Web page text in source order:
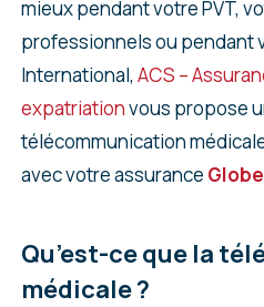
mieux pendant votre PVT,
professionnels ou pendant
International, ACS –
expatriationvous propose
télécommunication
avec votre assurance
Qu’est-ce que la
médicale ?